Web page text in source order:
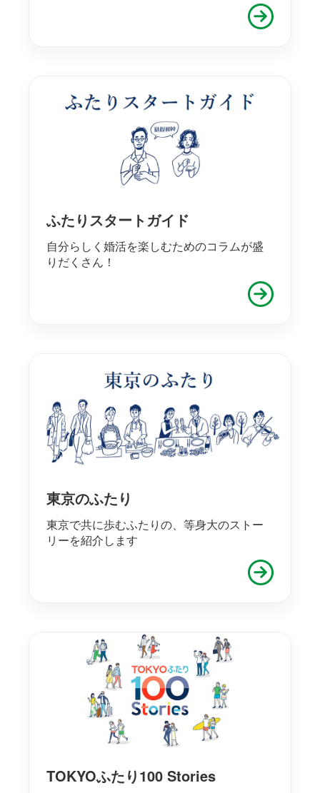
ふたりスタートガイド
自分らしく婚活を楽しむためのコラムが盛
りだくさん！
東京のふたり
東京で共に歩むふたりの、等身大のストー
リーを紹介します
TOKYOふたり100 Stories